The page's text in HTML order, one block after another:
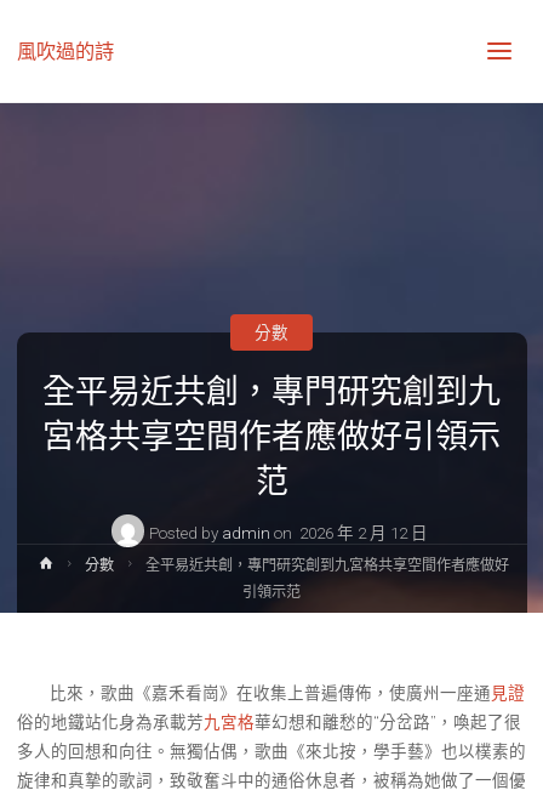
風吹過的詩
全平易近共創，專門研究創到九
宮格共享空間作者應做好引領示
范
Posted by admin on 2026 年 2 月 12 日
分數
Home分數
全平易近共創，專門研究創到九宮格共享空間作者應做好
引領示范
比來，歌曲《嘉禾看崗》在收集上普遍傳佈，使廣州一座通見證
俗的地鐵站化身為承載芳九宮格華幻想和離愁的“分岔路”，喚起了很
多人的回想和向往。無獨佔偶，歌曲《來北按，學手藝》也以樸素的
旋律和真摯的歌詞，致敬奮斗中的通俗休息者，被稱為她做了一個優